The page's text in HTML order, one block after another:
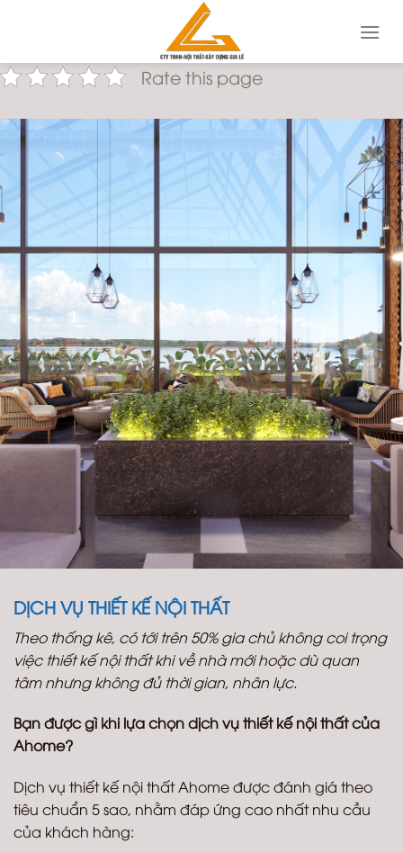
Rate this page
DỊCH VỤ THIẾT KẾ NỘI THẤT
Theo thống kê, có tới trên 50% gia chủ không coi trọng
việc thiết kế nội thất khi về nhà mới hoặc dù quan
tâm nhưng không đủ thời gian, nhân lực.
Bạn được gì khi lựa chọn dịch vụ thiết kế nội thất của
Ahome?
Dịch vụ thiết kế nội thất Ahome được đánh giá theo
tiêu chuẩn 5 sao, nhằm đáp ứng cao nhất nhu cầu
của khách hàng: